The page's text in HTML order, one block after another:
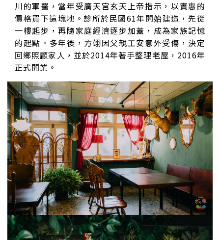
川的軍醫，當年受廣天宮玄天上帝指示，以實惠的
價格買下這塊地。診所於民國61年開始建造，先從
一樓起步，再隨家庭經濟逐步加蓋，成為家族記憶
的起點。多年後，方翊因父親工安意外受傷，決定
回鄉照顧家人，並於2014年著手整理老屋，2016年
正式開業。